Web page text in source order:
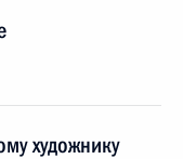
художнику